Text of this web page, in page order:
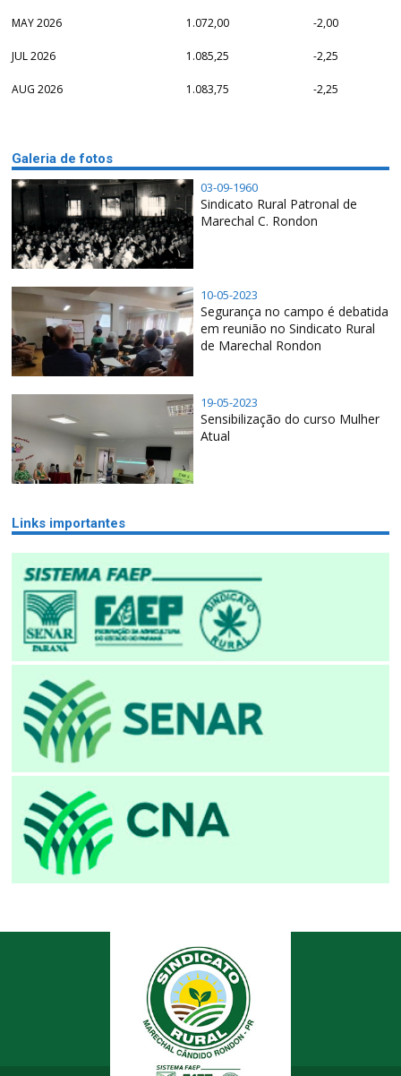
MAY 2026 1.072,00 -2,00
JUL 2026 1.085,25 -2,25
AUG 2026 1.083,75 -2,25
Galeria de fotos
03-09-1960
Sindicato Rural Patronal de
Marechal C. Rondon
10-05-2023
Segurança no campo é debatida
em reunião no Sindicato Rural
de Marechal Rondon
19-05-2023
Sensibilização do curso Mulher
Atual
Links importantes